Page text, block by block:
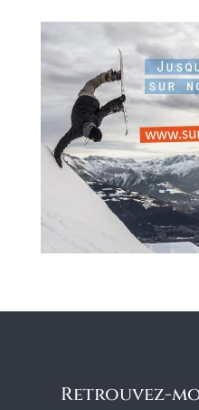
Retrouvez-